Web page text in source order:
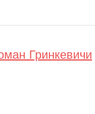
Гринкевичи